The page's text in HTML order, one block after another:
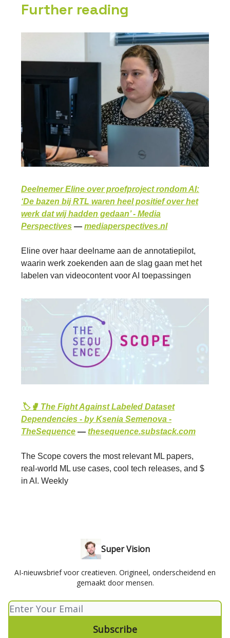
Further reading
Deelnemer Eline over proefproject rondom AI:
‘De bazen bij RTL waren heel positief over het
werk dat wij hadden gedaan’ - Media
Perspectives — mediaperspectives.nl
Eline over haar deelname aan de annotatiepilot,
waarin werk zoekenden aan de slag gaan met het
labelen van videocontent voor AI toepassingen
🏷🥊 The Fight Against Labeled Dataset
Dependencies - by Ksenia Semenova -
TheSequence — thesequence.substack.com
The Scope covers the most relevant ML papers,
real-world ML use cases, cool tech releases, and $
in AI. Weekly
Super Vision
AI-nieuwsbrief voor creatieven. Origineel, onderscheidend en
gemaakt door mensen.